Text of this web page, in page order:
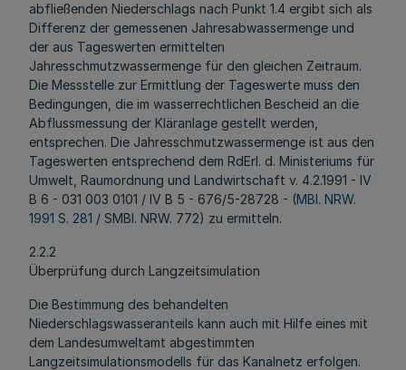
abfließenden Niederschlags nach Punkt 1.4 ergibt sich als
Differenz der gemessenen Jahresabwassermenge und
der aus Tageswerten ermittelten
Jahresschmutzwassermenge für den gleichen Zeitraum.
Die Messstelle zur Ermittlung der Tageswerte muss den
Bedingungen, die im wasserrechtlichen Bescheid an die
Abflussmessung der Kläranlage gestellt werden,
entsprechen. Die Jahresschmutzwassermenge ist aus den
Tageswerten entsprechend dem RdErl. d. Ministeriums für
Umwelt, Raumordnung und Landwirtschaft v. 4.2.1991 - IV
B 6 - 031 003 0101 / IV B 5 - 676/5-28728 - (MBl. NRW.
1991 S. 281 / SMBl. NRW. 772) zu ermitteln.
2.2.2
Überprüfung durch Langzeitsimulation
Die Bestimmung des behandelten
Niederschlagswasseranteils kann auch mit Hilfe eines mit
dem Landesumweltamt abgestimmten
Langzeitsimulationsmodells für das Kanalnetz erfolgen.